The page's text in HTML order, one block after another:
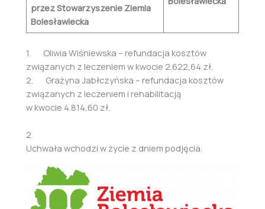
przez Stowarzyszenie Ziemia
Bolesławiecka
1. Oliwia Wiśniewska – refundacja kosztów
związanych z leczeniem w kwocie 2.622,64 zł.
2. Grażyna Jabłczyńska – refundacja kosztów
związanych z leczeniem i rehabilitacją
w kwocie 4.814,60 zł.
2
Uchwała wchodzi w życie z dniem podjęcia.